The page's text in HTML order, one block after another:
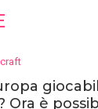
Ora è